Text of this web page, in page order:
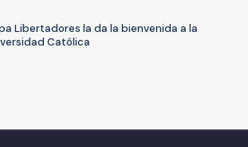
Libertadores la da la bienvenida a la
Católica